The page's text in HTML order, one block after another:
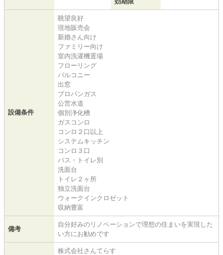
設備条件
眺望良好
現地販売会
新婚さん向け
ファミリー向け
室内洗濯機置場
フローリング
バルコニー
出窓
プロパンガス
公営水道
個別浄化槽
ガスコンロ
コンロ２口以上
システムキッチン
コンロ３口
バス・トイレ別
洗面台
トイレ２ヶ所
独立洗面台
ウォークインクロゼット
収納豊富
備考
自分好みのリノベーションで理想の住まいを実現した
い方にお勧めです
株式会社さんてらす